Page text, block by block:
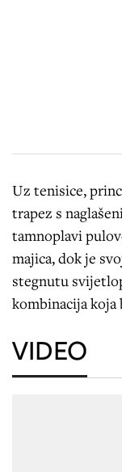
Uz tenisice,
trapez s
tamnoplavi
majica, dok je
stegnutu
kombinacija
VIDEO